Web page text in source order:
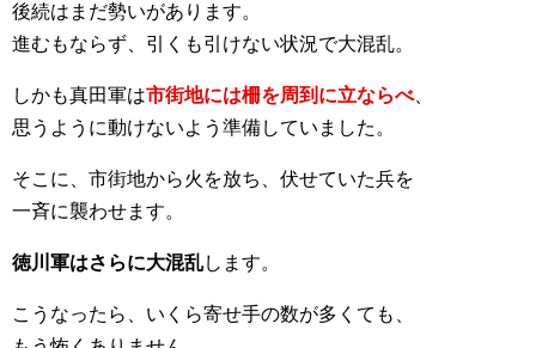
後続はまだ勢いがあります。
進むもならず、引くも引けない状況で大混乱。
しかも真田軍は市街地には柵を周到に立ならべ、
思うように動けないよう準備していました。
そこに、市街地から火を放ち、伏せていた兵を
一斉に襲わせます。
徳川軍はさらに大混乱します。
こうなったら、いくら寄せ手の数が多くても、